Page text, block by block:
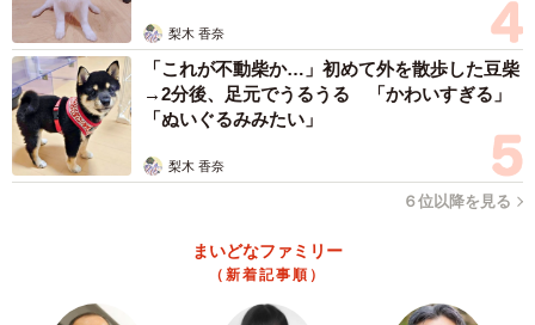
はずっと元気でいてほしいし、たまに今回のようにピアノ
を聴かせてもらえたら」と笑います。
ちなみに、ご自身の結婚式のときに父親に挨拶がわりでピ
アノを演奏してもらったら、参列者からは「お父さんのピ
アノがよかった泣いた」という反応ばかりだったという思
もらう約束もしているそうです。
町不動産さんを育てた10本の指が奏でるピアノが、世代を
梨木 香奈
「これが不動柴か…」初めて外を散歩した豆柴
→2分後、足元でうるうる 「かわいすぎる」
「ぬいぐるみみたい」
梨木 香奈
６位以降を見る
まいどなファミリー
（新着記事順）